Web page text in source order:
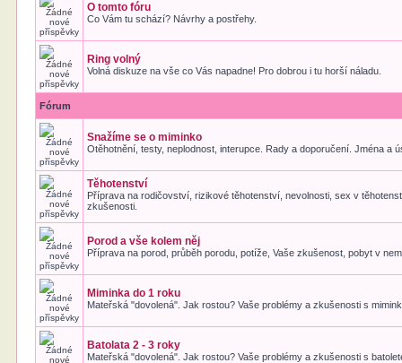
O tomto fóru
Co Vám tu schází? Návrhy a postřehy.
Ring volný
Volná diskuze na vše co Vás napadne! Pro dobrou i tu horší náladu.
Fórum
Snažíme se o miminko
Otěhotnění, testy, neplodnost, interupce. Rady a doporučení. Jména a
Těhotenství
Příprava na rodičovství, rizikové těhotenství, nevolnosti, sex v
zkušenosti.
Porod a vše kolem něj
Příprava na porod, průběh porodu, potíže, Vaše zkušenost, pobyt v
Miminka do 1 roku
Mateřská "dovolená". Jak rostou? Vaše problémy a zkušenosti s
Batolata 2 - 3 roky
Mateřská "dovolená". Jak rostou? Vaše problémy a zkušenosti s